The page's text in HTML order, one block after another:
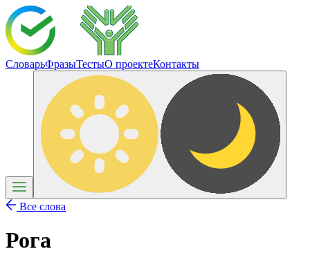
СловарьФразыТестыО проектеКонтакты
Все слова
Рога